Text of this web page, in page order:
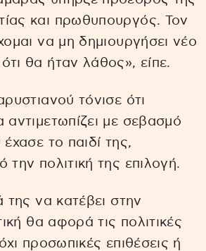
και πρωθυπουργός. Τον
να μη δημιουργήσει νέο
θα ήταν λάθος», είπε.
τόνισε ότι
αντιμετωπίζει με σεβασμό
το παιδί της,
την πολιτική της επιλογή.
της να κατέβει στην
θα αφορά τις πολιτικές
προσωπικές επιθέσεις ή